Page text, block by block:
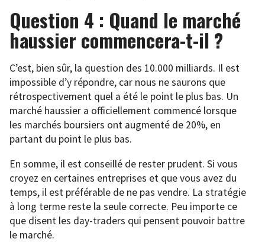
Question 4 : Quand le marché
haussier commencera-t-il ?
C’est, bien sûr, la question des 10.000 milliards. Il est
impossible d’y répondre, car nous ne saurons que
rétrospectivement quel a été le point le plus bas. Un
marché haussier a officiellement commencé lorsque
les marchés boursiers ont augmenté de 20%, en
partant du point le plus bas.
En somme, il est conseillé de rester prudent. Si vous
croyez en certaines entreprises et que vous avez du
temps, il est préférable de ne pas vendre. La stratégie
à long terme reste la seule correcte. Peu importe ce
que disent les day-traders qui pensent pouvoir battre
le marché.